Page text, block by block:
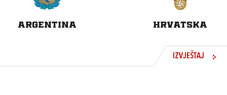
ARGENTINA HRVATSKA
IZVJEŠTAJ